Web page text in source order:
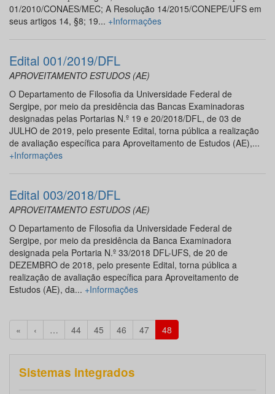
01/2010/CONAES/MEC; A Resolução 14/2015/CONEPE/UFS em
seus artigos 14, §8; 19... +Informações
Edital 001/2019/DFL
APROVEITAMENTO ESTUDOS (AE)
O Departamento de Filosofia da Universidade Federal de
Sergipe, por meio da presidência das Bancas Examinadoras
designadas pelas Portarias N.º 19 e 20/2018/DFL, de 03 de
JULHO de 2019, pelo presente Edital, torna pública a realização
de avaliação específica para Aproveitamento de Estudos (AE),...
+Informações
Edital 003/2018/DFL
APROVEITAMENTO ESTUDOS (AE)
O Departamento de Filosofia da Universidade Federal de
Sergipe, por meio da presidência da Banca Examinadora
designada pela Portaria N.º 33/2018 DFL-UFS, de 20 de
DEZEMBRO de 2018, pelo presente Edital, torna pública a
realização de avaliação específica para Aproveitamento de
Estudos (AE), da... +Informações
« ‹ … 44 45 46 47 48
Sistemas integrados